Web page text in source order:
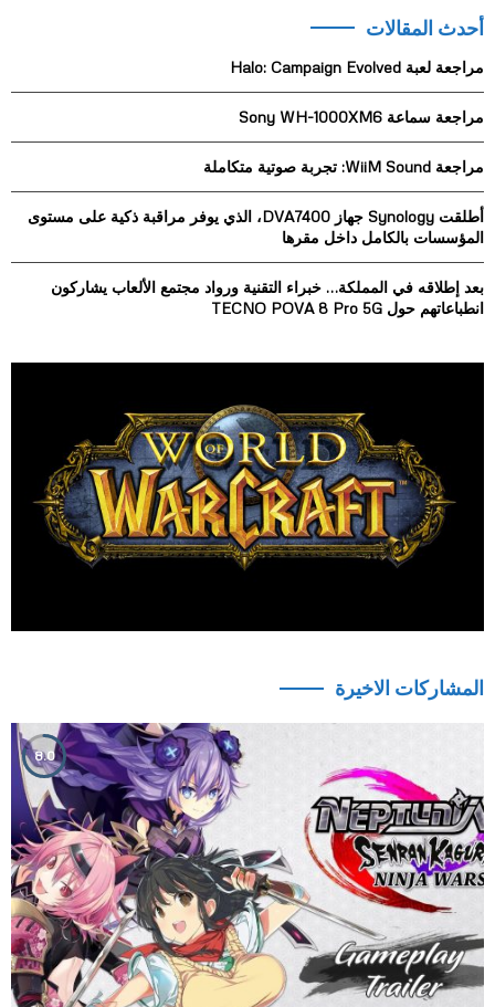
c
f
r
:
H
أحدث المقالات
مراجعة لعبة Halo: Campaign Evolved
مراجعة سماعة Sony WH-1000XM6
مراجعة WiiM Sound: تجربة صوتية متكاملة
أطلقت Synology جهاز DVA7400، الذي يوفر مراقبة ذكية على مستوى
المؤسسات بالكامل داخل مقرها
بعد إطلاقه في المملكة… خبراء التقنية ورواد مجتمع الألعاب يشاركون
انطباعاتهم حول TECNO POVA 8 Pro 5G
المشاركات الاخيرة
8.0